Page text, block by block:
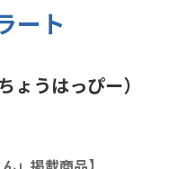
ート
ょうはっぴー）